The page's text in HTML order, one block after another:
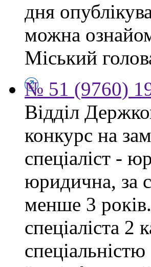
дня
можна
Міський
№ 51 (9760)
Відділ
конкурс на
спеціаліст -
юридична, за
менше 3 років.
спеціаліста 2